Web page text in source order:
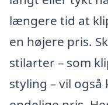
længere tid at
en højere pris.
stilarter – som
styling – vil